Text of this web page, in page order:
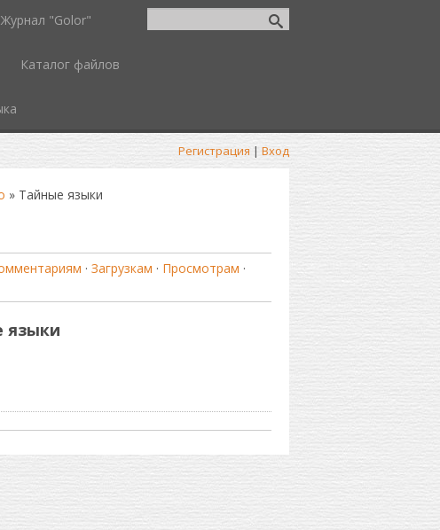
Журнал "Golor"
Каталог файлов
Регистрация | Вход
» Тайные языки
· Загрузкам · Просмотрам ·
языки